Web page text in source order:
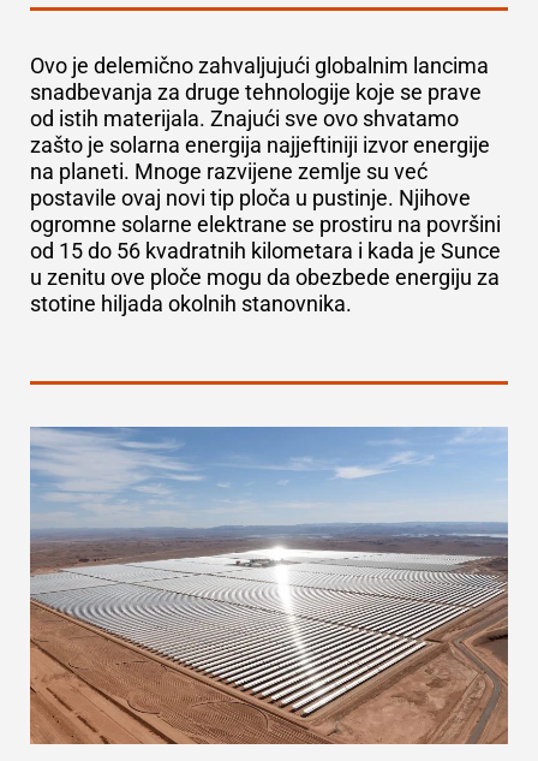
Ovo je delemično zahvaljujući globalnim lancima
snadbevanja za druge tehnologije koje se prave
od istih materijala. Znajući sve ovo shvatamo
zašto je solarna energija najjeftiniji izvor energije
na planeti. Mnoge razvijene zemlje su već
postavile ovaj novi tip ploča u pustinje. Njihove
ogromne solarne elektrane se prostiru na površini
od 15 do 56 kvadratnih kilometara i kada je Sunce
u zenitu ove ploče mogu da obezbede energiju za
stotine hiljada okolnih stanovnika.